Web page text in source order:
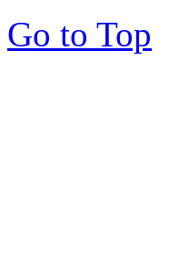
Go to Top